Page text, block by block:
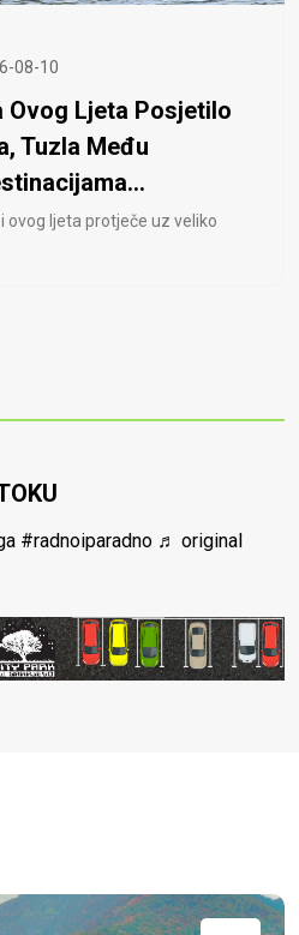
08-10
Ovog Ljeta Posjetilo
Tuzla Među
ovog ljeta protječe uz veliko
#radnoiparadno ♬ original